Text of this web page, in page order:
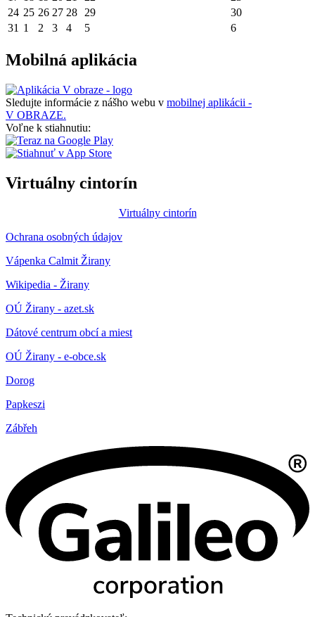
24 25 26 27 28 29
30
31 1 2 3 4 5 6
Mobilná aplikácia
Sledujte informácie z nášho webu v mobilnej aplikácii -
V OBRAZE.
Voľne k stiahnutiu:
Virtuálny cintorín
Virtuálny cintorín
Ochrana osobných údajov
Vápenka Calmit Žirany
Wikipedia - Žirany
OÚ Žirany - azet.sk
Dátové centrum obcí a miest
OÚ Žirany - e-obce.sk
Dorog
Papkeszi
Zábřeh